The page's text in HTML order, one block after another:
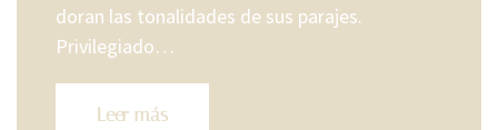
doran las tonalidades de sus parajes.
Privilegiado…
Leer más